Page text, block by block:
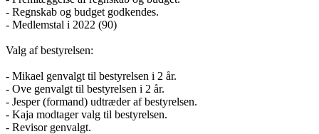
- Regnskab og budget godkendes.
- Medlemstal i 2022 (90)
Valg af bestyrelsen:
- Mikael genvalgt til bestyrelsen i 2 år.
- Ove genvalgt til bestyrelsen i 2 år.
- Jesper (formand) udtræder af bestyrelsen.
- Kaja modtager valg til bestyrelsen.
- Revisor genvalgt.